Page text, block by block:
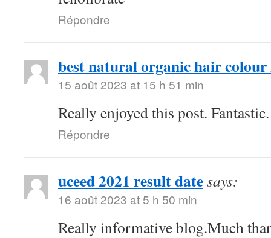
Répondre
best natural organic hair
15 août 2023 at 15 h 51 min
Really enjoyed this post. Fantastic.
Répondre
uceed 2021 result datesays:
16 août 2023 at 5 h 50 min
Really informative blog.Much